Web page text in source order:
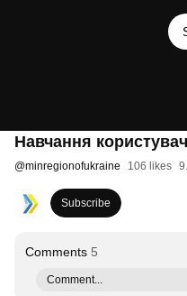
Навчання
@minregionofukraine 106 likes
Subscribe
Comments 5
Comment...